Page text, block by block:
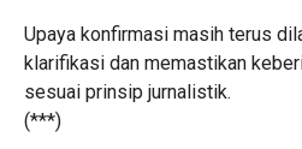
Upaya konfirmasi masih terus
klarifikasi dan memastikan
sesuai prinsip jurnalistik.
(***)